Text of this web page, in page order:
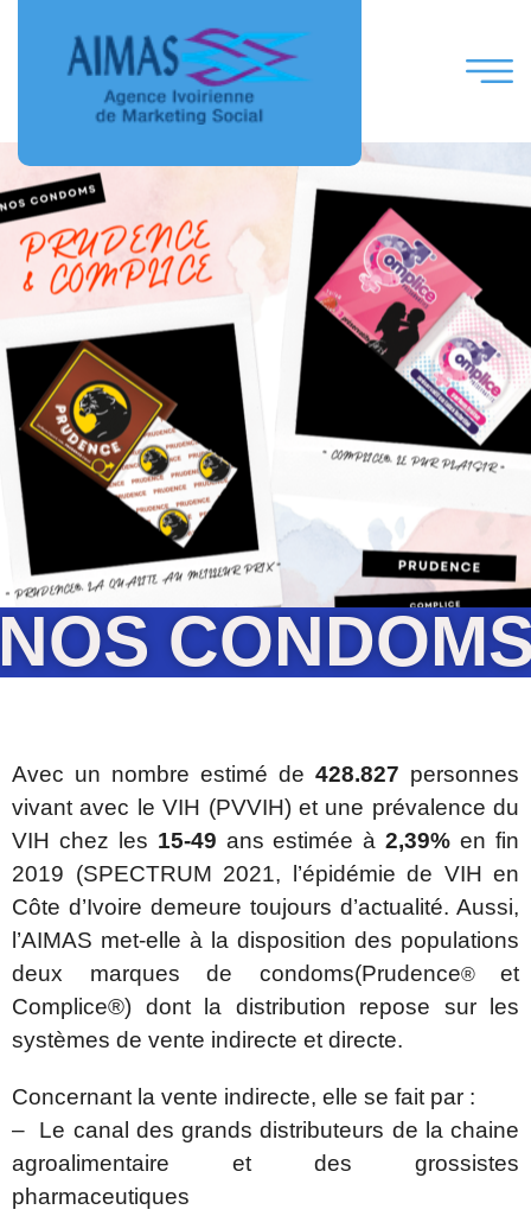
Avec un nombre estimé de 428.827 personnes
vivant avec le VIH (PVVIH) et une prévalence du
VIH chez les 15-49 ans estimée à2,39% en fin
2019 (SPECTRUM 2021, l’épidémie de VIH en
Côte d’Ivoire demeure toujours d’actualité. Aussi,
l’AIMAS met-elle à la disposition des populations
deux marques de condoms(Prudence® et
Complice®) dont la distribution repose sur les
systèmes de vente indirecte et directe.
Concernant la vente indirecte, elle se fait par :
– Le canal des grands distributeurs de la chaine
agroalimentaire et des grossistes
pharmaceutiques